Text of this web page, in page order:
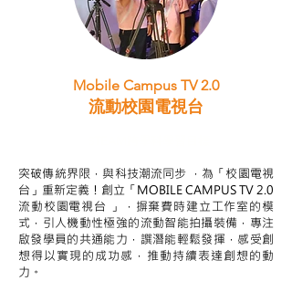
Mobile Campus TV 2.0
流動校園電視台
突破傳統界限，與科技潮流同步 ，為「校園電視
台」重新定義！創立「MOBILE CAMPUS TV 2.0
流動校園電視台 」，摒棄費時建立工作室的模
式，引人機動性極強的流動智能拍攝裝備，專注
啟發學員的共通能力，譔潛能輕鬆發揮，感受創
想得以實現的成功感，推動持續表達創想的動
力。